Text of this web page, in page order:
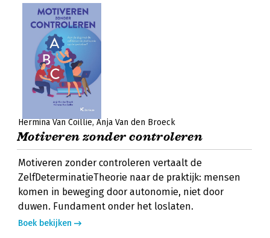
Hermina Van Coillie Anja Van den Broeck
Motiveren zonder controleren
Motiveren zonder controleren vertaalt de
ZelfDeterminatieTheorie naar de praktijk: mensen
komen in beweging door autonomie, niet door
duwen. Fundament onder het loslaten.
Boek bekijken